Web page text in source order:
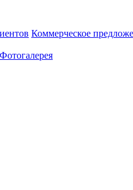
Коммерческое
Фотогалерея